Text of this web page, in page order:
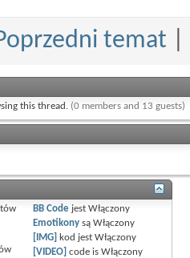
temat
this thread. (0 members and 13 guests)
BB Code jestWłączony
Emotikony sąWłączony
[IMG] kod jestWłączony
[VIDEO] code isWłączony